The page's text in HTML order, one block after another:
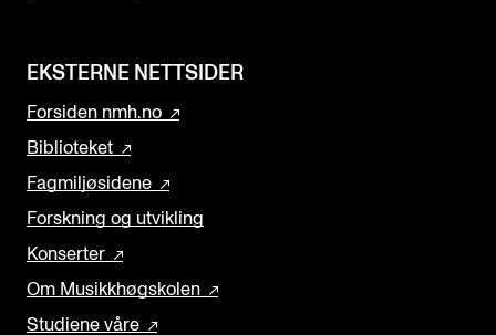
EKSTERNE NETTSIDER
Forsiden nmh.no
Biblioteket
Fagmiljøsidene
Forskning og utvikling
Konserter
Om Musikkhøgskolen
Studiene våre